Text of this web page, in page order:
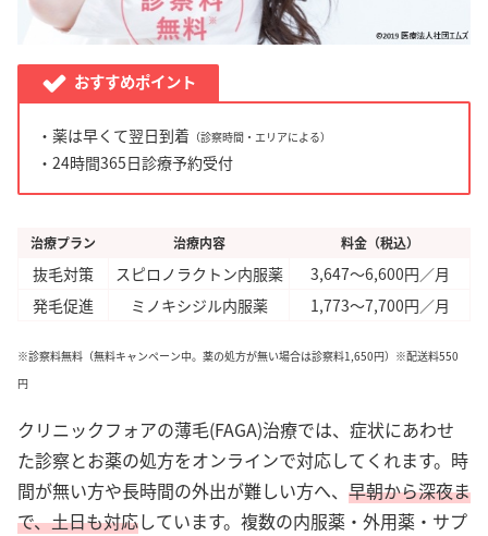
おすすめポイント
・薬は早くて翌日到着 （診察時間・エリアによる）
・24時間365日診療予約受付
治療プラン 治療内容 料金（税込）
抜毛対策 スピロノラクトン内服薬
3,647～6,600円／月
発毛促進
ミノキシジル内服薬 1,773～7,700円／月
※診察料無料（無料キャンペーン中。薬の処方が無い場合は診察料1,650円）※配送料550
円
クリニックフォアの薄毛(FAGA)治療では、症状にあわせ
た診察とお薬の処方をオンラインで対応してくれます。時
間が無い方や長時間の外出が難しい方へ、 早朝から深夜ま
で、土日も対応しています。複数の内服薬・外用薬・サプ